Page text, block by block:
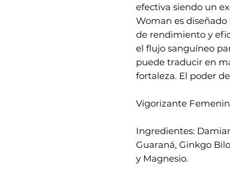
efectiva siendo un
Woman es
de rendimiento y
el flujo sanguíneo
puede traducir en
fortaleza. El poder
Vigorizante
Ingredientes:
Guaraná, Ginkgo
y Magnesio.